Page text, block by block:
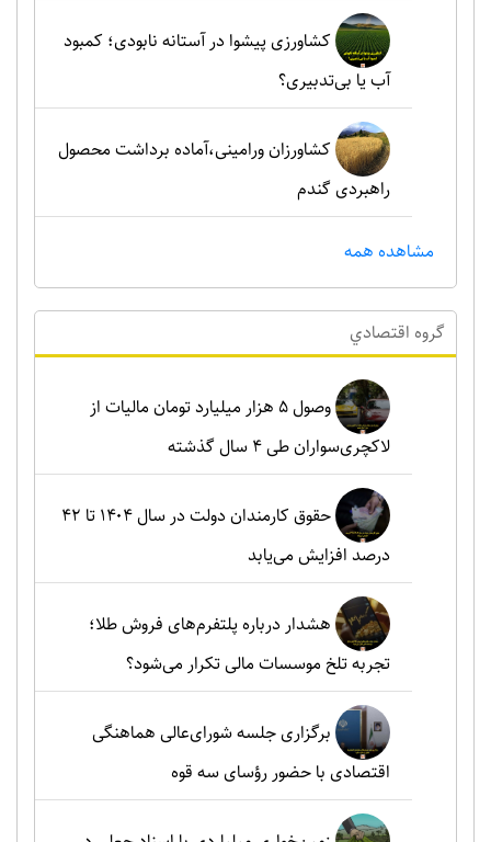
کشاورزی پیشوا در آستانه نابودی؛ کمبود
آب یا بی‌تدبیری؟
کشاورزان ورامینی،آماده برداشت محصول
راهبردی گندم
مشاهده همه
گروه اقتصادي
وصول ۵ هزار میلیارد تومان مالیات از
لاکچری‌سواران طی ۴ سال گذشته
حقوق کارمندان دولت در سال ۱۴۰۴ تا ۴۲
درصد افزایش می‌یابد
هشدار درباره پلتفرم‌های فروش طلا؛
تجربه تلخ موسسات مالی تکرار می‌شود؟
برگزاری جلسه شورای‌عالی هماهنگی
اقتصادی با حضور رؤسای سه قوه